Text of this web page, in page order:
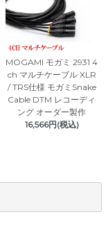
MOGAMI モガミ 2931 4
ch マルチケーブル XLR
/ TRS仕様 モガミSnake
Cable DTM レコーディ
ング オーダー製作
16,566円(税込)